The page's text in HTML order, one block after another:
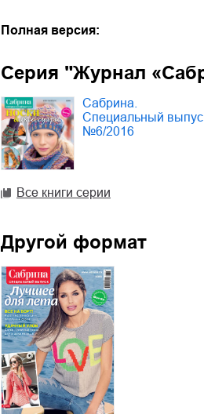
Полная версия:
Серия "Журнал
Сабрина.
Специальный
№6/2016
Все книги серии
Другой формат